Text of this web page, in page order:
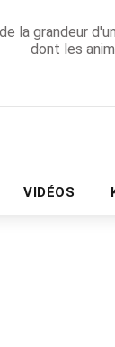
la grandeur
dont les
VIDÉOS